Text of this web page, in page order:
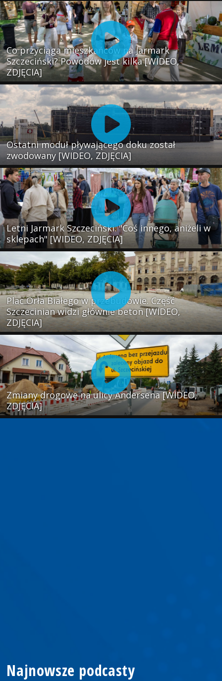
Co przyciąga mieszkańców na Jarmark
Szczeciński? Powodów jest kilka [WIDEO,
ZDJĘCIA]
Ostatni moduł pływającego doku został
zwodowany [WIDEO, ZDJĘCIA]
Letni Jarmark Szczeciński. "Coś innego, aniżeli w
sklepach" [WIDEO, ZDJĘCIA]
Plac Orła Białego w przebudowie. Część
Szczecinian widzi głównie beton [WIDEO,
ZDJĘCIA]
Zmiany drogowe na ulicy Andersena [WIDEO,
ZDJĘCIA]
Najnowsze podcasty